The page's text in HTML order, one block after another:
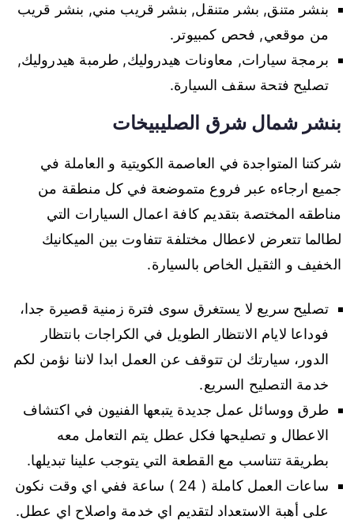
بنشر متنق, بشر متنقل, بنشر قريب مني, بنشر قريب
من موقعي, فحص كمبيوتر.
برمجة سيارات, معاونات هيدروليك, طرمبة هيدروليك,
تصليح فتحة سقف السيارة.
بنشر شمال شرق الصليبيخات
شركتنا المتواجدة في العاصمة الكويتية و العاملة في
جميع ارجاءه عبر فروع متموضعة في كل منطقة من
مناطقه المختصة بتقديم كافة اعمال السيارات التي
لطالما تتعرض لاعطال مختلفة تتفاوت بين الميكانيك
الخفيف و الثقيل الخاص بالسيارة.
تصليح سريع لا يستغرق سوى فترة زمنية قصيرة جدا،
فوداعا لايام الانتظار الطويل في الكراجات بانتظار
الدور، سيارتك لن تتوقف عن العمل ابدا لاننا نؤمن لكم
خدمة التصليح السريع.
طرق ووسائل عمل جديدة يتبعها الفنيون في اكتشاف
الاعطال و تصليحها فكل عطل يتم التعامل معه
بطريقة تتناسب مع القطعة التي يتوجب علينا تبديلها.
ساعات العمل كاملة ( 24 ) ساعة ففي اي وقت نكون
على أهبة الاستعداد لتقديم اي خدمة واصلاح اي عطل.